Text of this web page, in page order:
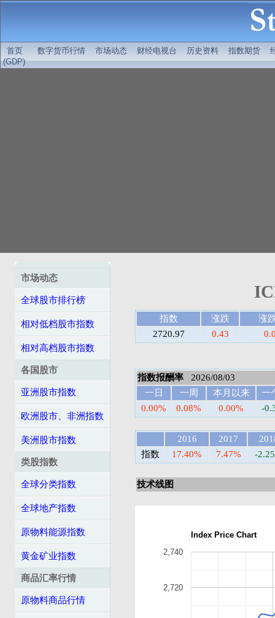
首页 数字货币行情 市场动态 财经电视台 历史资料 指数期货
(GDP)
市场动态
全球股市排行榜
相对低档股市指数
相对高档股市指数
各国股市
亚洲股市指数
欧洲股市、非洲指数
美洲股市指数
类股指数
全球分类指数
全球地产指数
原物料能源指数
黄金矿业指数
商品汇率行情
原物料商品行情
指数 涨跌
涨
2720.97
0.43
指数报酬率 2026/08/03
一日
一周 本月以来
一
0.00%
0.08% 0.00% -
2016 2017
指数
17.40% 7.47% -
技术线图
Index Price Chart
2,720
2,740